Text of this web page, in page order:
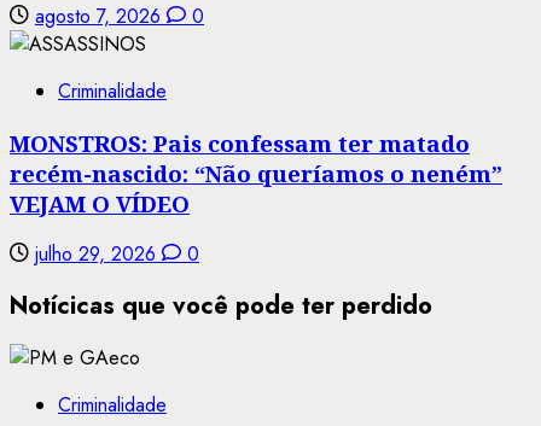
agosto 7, 2026 0
Criminalidade
MONSTROS: Pais confessam ter matado
recém-nascido: “Não queríamos o neném”
VEJAM O VÍDEO
julho 29, 2026 0
Notícicas que você pode ter perdido
Criminalidade